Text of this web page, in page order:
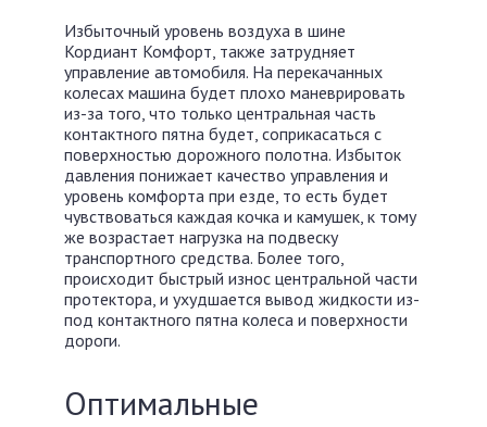
Избыточный уровень воздуха в шине
Кордиант Комфорт, также затрудняет
управление автомобиля. На перекачанных
колесах машина будет плохо маневрировать
из-за того, что только центральная часть
контактного пятна будет, соприкасаться с
поверхностью дорожного полотна. Избыток
давления понижает качество управления и
уровень комфорта при езде, то есть будет
чувствоваться каждая кочка и камушек, к тому
же возрастает нагрузка на подвеску
транспортного средства. Более того,
происходит быстрый износ центральной части
протектора, и ухудшается вывод жидкости из-
под контактного пятна колеса и поверхности
дороги.
Оптимальные